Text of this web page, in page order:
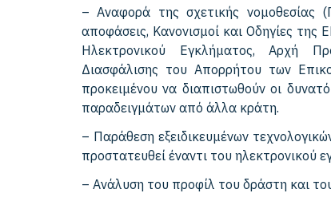
– Αναφορά της σχετικής νομοθεσίας
αποφάσεις, Κανονισμοί και Οδηγίες
Ηλεκτρονικού Εγκλήματος, Αρχή
Διασφάλισης του Απορρήτου των
προκειμένου να διαπιστωθούν οι
παραδειγμάτων από άλλα κράτη.
– Παράθεση εξειδικευμένων
προστατευθεί έναντι του ηλεκτρονικού
– Ανάλυση του προφίλ του δράστη και